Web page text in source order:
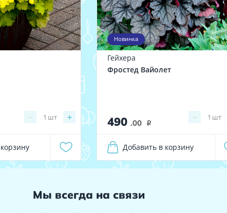
− +
1 шт
Новинка
Гейхера
Фростед Вайолет
490 .00 i
− 1 шт
Добавить в корзину
Мы всегда на связи